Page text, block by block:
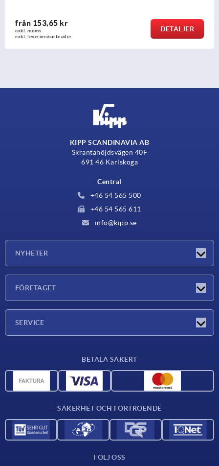
från244,63 kr
exkl. moms
exkl. leveranskostnader
DETALJER
KIPP SCANDINAVIA AB
Skrantahöjdsvägen 40F
691 46 Karlskoga
Central
+46 54 565 500
+46 54 565 611
info@kipp.se
NYHETER
FÖRETAGET
SERVICE
CAD-data
BETALA SÄKERT
SÄKERHET OCH FÖRTROENDE
FÖLJ OSS